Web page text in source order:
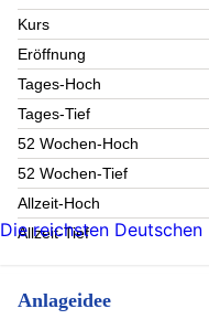
Kurs
Eröffnung
Tages-Hoch
Tages-Tief
52 Wochen-Hoch
52 Wochen-Tief
Allzeit-Hoch
Allzeit-Tief
Anlageidee
Die reichsten Deutschen